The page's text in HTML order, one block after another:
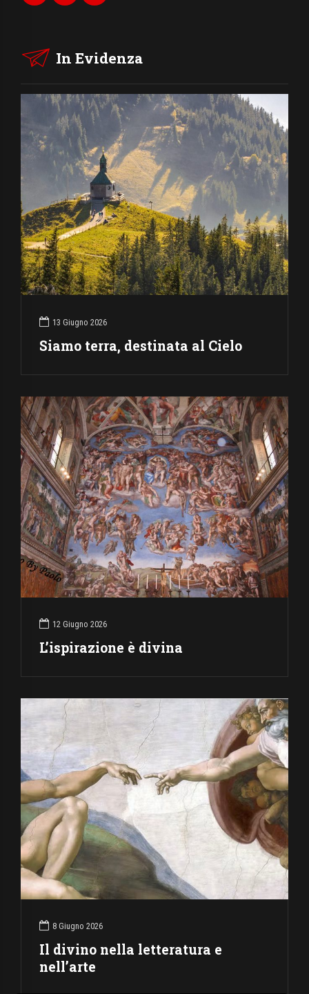
In Evidenza
13 Giugno 2026
Siamo terra, destinata al Cielo
12 Giugno 2026
L’ispirazione è divina
8 Giugno 2026
Il divino nella letteratura e
nell’arte